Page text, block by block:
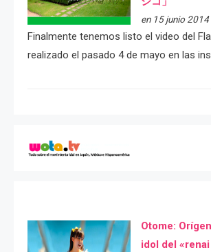
en 15 junio 2014
Finalmente tenemos listo el video del
realizado el pasado 4 de mayo en las
Otome:
idol del